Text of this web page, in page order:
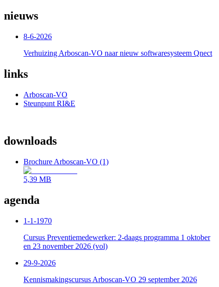
nieuws
8-6-2026
Verhuizing Arboscan-VO naar nieuw softwaresysteem Qnect
links
Arboscan-VO
Steunpunt RI&E
downloads
Brochure Arboscan-VO (1)
5,39 MB
agenda
1-1-1970
Cursus Preventiemedewerker: 2-daags programma 1 oktober
en 23 november 2026 (vol)
29-9-2026
Kennismakingscursus Arboscan-VO 29 september 2026